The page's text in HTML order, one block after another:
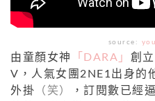
source:
由童顏女神 「DARA」 創
V，人氣女團2NE1出身的
外掛 （笑）
，訂閱數已經